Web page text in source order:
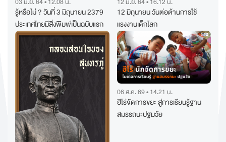
รู้หรือไม่ ? วันที่ 3 มิถุนายน 2379
ประเทศไทยมีสิ่งพิมพ์เป็นฉบับแรก
12 มิถุนายน วันต่อต้านการใช้
แรงงานเด็กโลก
06 ส.ค. 69 • 14.21 น.
ฮีโร่จัดการขยะ สู่การเรียนรู้ฐาน
สมรรถนะปฐมวัย